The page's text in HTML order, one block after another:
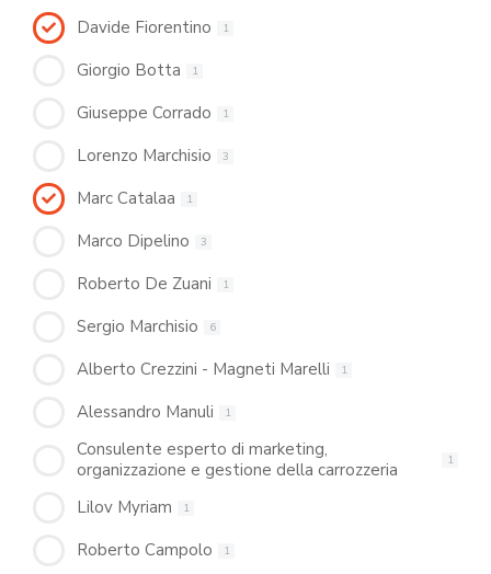
Davide Fiorentino 1
Giorgio Botta 1
Giuseppe Corrado 1
Lorenzo Marchisio 3
Marc Catalaa 1
Marco Dipelino 3
Roberto De Zuani 1
Sergio Marchisio 6
Alberto Crezzini - Magneti Marelli 1
Alessandro Manuli 1
Consulente esperto di marketing,
organizzazione e gestione della carrozzeria
1
Lilov Myriam 1
Roberto Campolo 1